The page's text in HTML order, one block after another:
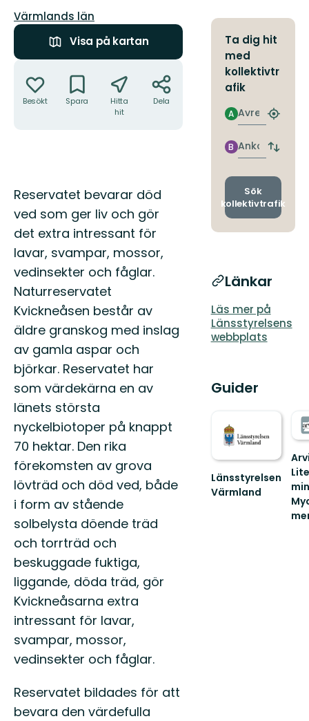
Län:
Värmlands län
Visa på kartan
Besökt Spara
Hitta
hit
Dela
Beskrivning
Reservatet bevarar död
ved som ger liv och gör
det extra intressant för
lavar, svampar, mossor,
vedinsekter och fåglar.
Naturreservatet
Kvickneåsen består av
äldre granskog med inslag
av gamla aspar och
björkar. Reservatet har
som värdekärna en av
länets största
nyckelbiotoper på knappt
70 hektar. Den rika
förekomsten av grova
lövträd och död ved, både
i form av stående
solbelysta döende träd
och torrträd och
beskuggade fuktiga,
liggande, döda träd, gör
Kvickneåsarna extra
intressant för lavar,
svampar, mossor,
vedinsekter och fåglar.
Reservatet bildades för att
bevara den värdefulla
Ta dig hit
med
kollektivtr
afik
Avresa
A
Hitta
Ankomst
B
Byt
och
Sök
kollektivtrafik
Länkar
Läs mer på
Länsstyrelsens
webbplats
Guider
Länsstyrelsen
Värmland
Lite